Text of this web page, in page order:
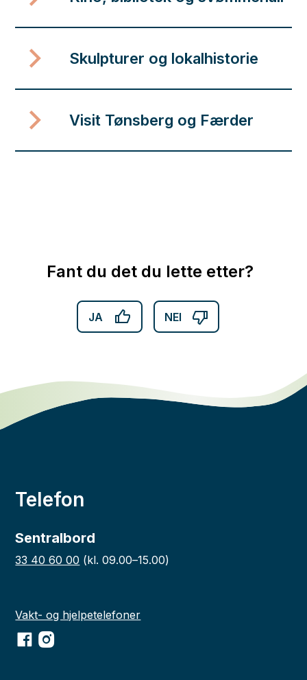
Skulpturer og lokalhistorie
Visit Tønsberg og Færder
Fant du det du lette etter?
JA NEI
Telefon
Sentralbord
33 40 60 00 (kl. 09.00–15.00)
Vakt- og hjelpetelefoner
Facebook
Instagram